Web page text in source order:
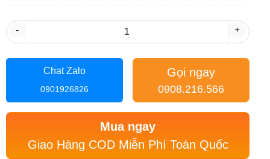
- +
Chat Zalo
0901926826
Gọi ngay
0908.216.566
Mua ngay
Giao Hàng COD Miễn Phí Toàn Quốc